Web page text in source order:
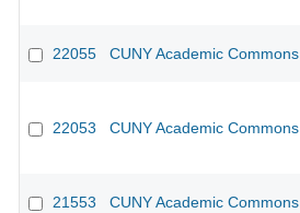
22055 CUNY Academic Commons
22053 CUNY Academic Commons
21553 CUNY Academic Commons